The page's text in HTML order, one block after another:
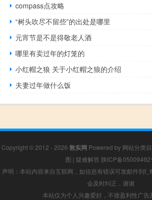
compass点攻略
“树头吹尽不留些”的出处是哪里
元宵节是不是得敬老人酒
哪里有卖过年的灯笼的
小红帽之狼 关于小红帽之狼的介绍
夫妻过年做什么饭
Copyright © 2012 - 2026 敦实网 Powered by 网站分类
图 | 疑难解答 陕ICP备05009492
声明：本站内容来自互联网，如信息有错误可发邮件到
会及时纠正，谢谢
本站仅为个人兴趣爱好，不接盈利性广告